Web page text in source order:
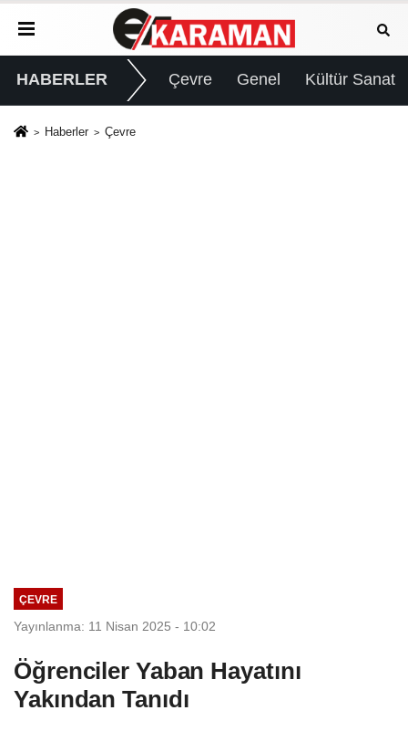
HABERLER Çevre Genel Kültür Sanat
Haberler Çevre
ÇEVRE
Yayınlanma: 11 Nisan 2025 - 10:02
Öğrenciler Yaban Hayatını
Yakından Tanıdı